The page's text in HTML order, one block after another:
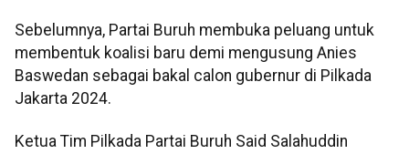
Sebelumnya, Partai Buruh membuka peluang untuk
membentuk koalisi baru demi mengusung Anies
Baswedan sebagai bakal calon gubernur di Pilkada
Jakarta 2024.
Ketua Tim Pilkada Partai Buruh Said Salahuddin